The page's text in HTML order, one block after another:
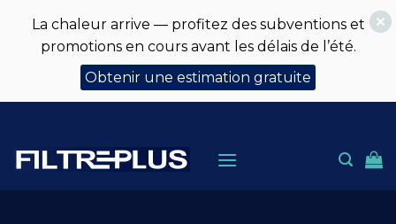
content
La chaleur arrive — profitez des subventions et
promotions en cours avant les délais de l’été.
Obtenir une estimation gratuite